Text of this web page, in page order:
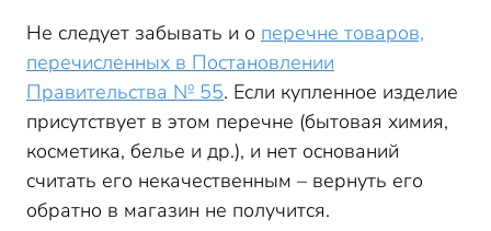
Не следует забывать и о перечне товаров,
перечисленных в Постановлении
Правительства № 55. Если купленное изделие
присутствует в этом перечне (бытовая химия,
косметика, белье и др.), и нет оснований
считать его некачественным – вернуть его
обратно в магазин не получится.